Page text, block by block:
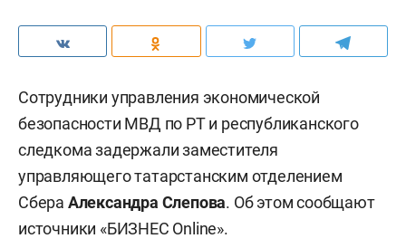
Сотрудники управления экономической
безопасности МВД по РТ и республиканского
следкома задержали заместителя
управляющего татарстанским отделением
Сбера Александра Слепова. Об этом сообщают
источники «БИЗНЕС Online».